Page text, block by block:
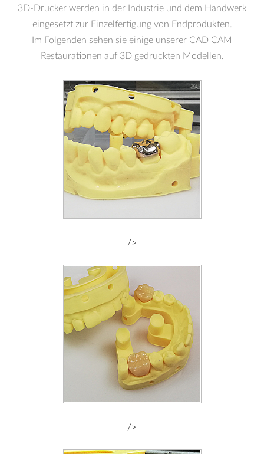
3D-Drucker werden in der Industrie und dem Handwerk
eingesetzt zur Einzelfertigung von Endprodukten.
Im Folgenden sehen sie einige unserer CAD CAM
Restaurationen auf 3D gedruckten Modellen.
/>
/>